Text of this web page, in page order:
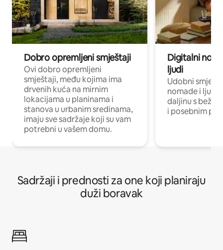
Dobro opremljeni smještaji
Ovi dobro opremljeni
smještaji, među kojima ima
drvenih kuća na mirnim
lokacijama u planinama i
stanova u urbanim sredinama,
imaju sve sadržaje koji su vam
potrebni u vašem domu.
Digitalni
ljudi
Udobni
nomade i ljude
daljinu s
i posebnim
Sadržaji i prednosti za one koji planiraju
duži boravak